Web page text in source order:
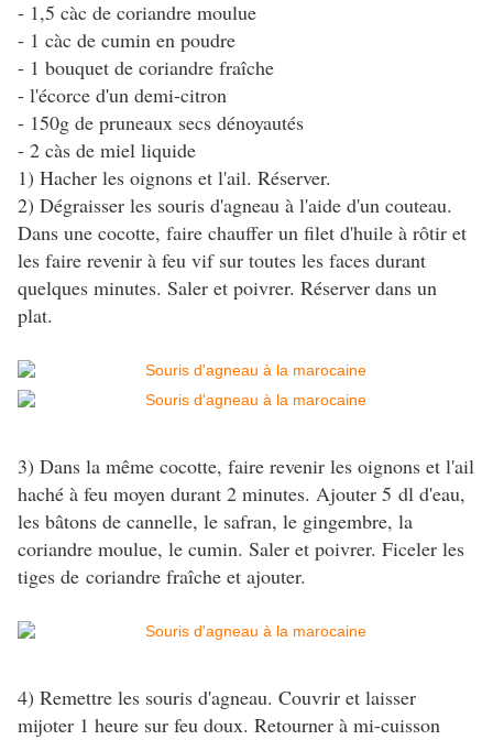
- 1,5 càc de coriandre moulue
- 1 càc de cumin en poudre
- 1 bouquet de coriandre fraîche
- l'écorce d'un demi-citron
- 150g de pruneaux secs dénoyautés
- 2 càs de miel liquide
1) Hacher les oignons et l'ail. Réserver.
2) Dégraisser les souris d'agneau à l'aide d'un couteau.
Dans une cocotte, faire chauffer un filet d'huile à rôtir et
les faire revenir à feu vif sur toutes les faces durant
quelques minutes. Saler et poivrer. Réserver dans un
plat.
3) Dans la même cocotte, faire revenir les oignons et l'ail
haché à feu moyen durant 2 minutes. Ajouter 5 dl d'eau,
les bâtons de cannelle, le safran, le gingembre, la
coriandre moulue, le cumin. Saler et poivrer. Ficeler les
tiges de coriandre fraîche et ajouter.
4) Remettre les souris d'agneau. Couvrir et laisser
mijoter 1 heure sur feu doux. Retourner à mi-cuisson